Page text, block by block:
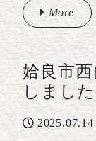
More
姶良市
しまし
2025.07.14